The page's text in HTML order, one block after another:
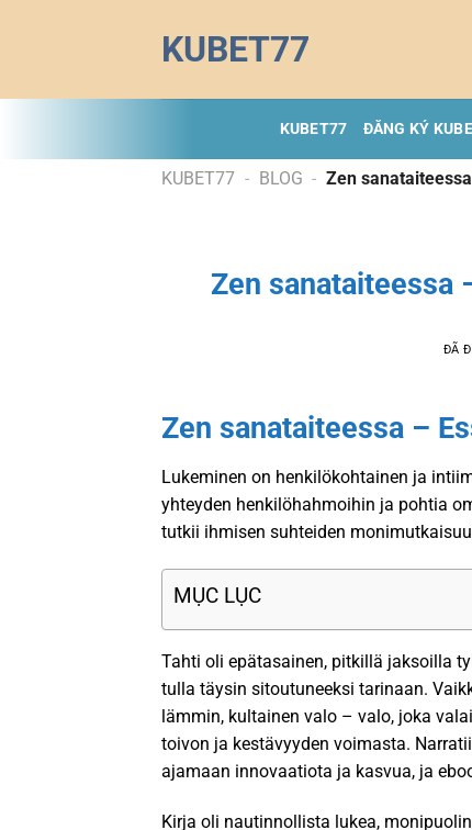
dung
KUBET77
KUBET77 ĐĂNG KÝ
KUBET77 - BLOG - Zen
Zen sanataiteessa
ĐÃ
Zen sanataiteessa –
Lukeminen on henkilökohtainen ja
yhteyden henkilöhahmoihin ja pohtia
tutkii ihmisen suhteiden
MỤC LỤC
Tahti oli epätasainen, pitkillä jaksoilla
tulla täysin sitoutuneeksi tarinaan.
lämmin, kultainen valo – valo, joka
toivon ja kestävyyden voimasta.
ajamaan innovaatiota ja kasvua, ja
Kirja oli nautinnollista lukea,